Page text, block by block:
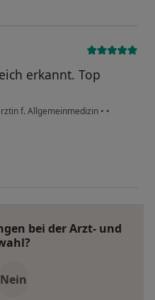
erkannt. Top
f. Allgemeinmedizin • •
bei der Arzt- und
Nein